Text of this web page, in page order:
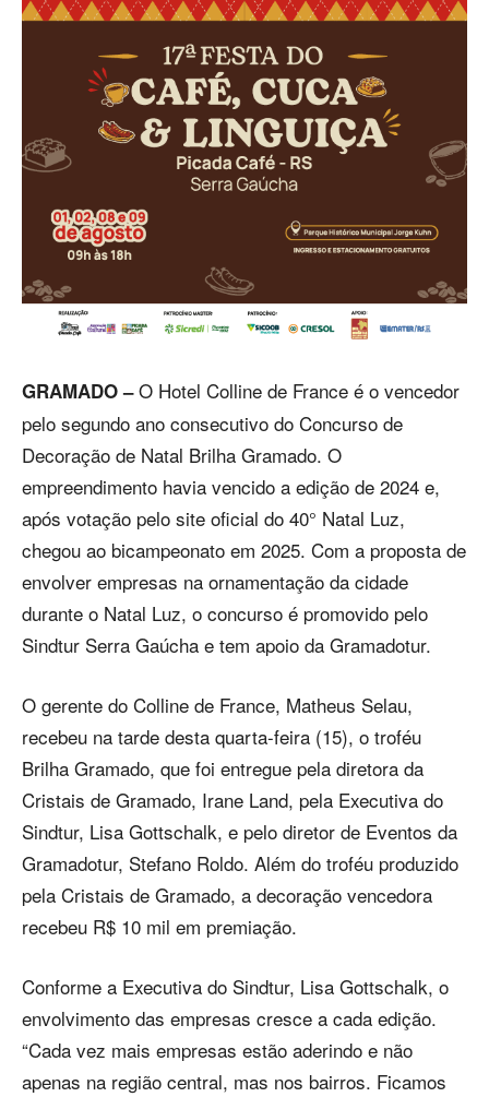
GRAMADO –O Hotel Colline de France é o vencedor
pelo segundo ano consecutivo do Concurso de
Decoração de Natal Brilha Gramado. O
empreendimento havia vencido a edição de 2024 e,
após votação pelo site oficial do 40° Natal Luz,
chegou ao bicampeonato em 2025. Com a proposta de
envolver empresas na ornamentação da cidade
durante o Natal Luz, o concurso é promovido pelo
Sindtur Serra Gaúcha e tem apoio da Gramadotur.
O gerente do Colline de France, Matheus Selau,
recebeu na tarde desta quarta-feira (15), o troféu
Brilha Gramado, que foi entregue pela diretora da
Cristais de Gramado, Irane Land, pela Executiva do
Sindtur, Lisa Gottschalk, e pelo diretor de Eventos da
Gramadotur, Stefano Roldo. Além do troféu produzido
pela Cristais de Gramado, a decoração vencedora
recebeu R$ 10 mil em premiação.
Conforme a Executiva do Sindtur, Lisa Gottschalk, o
envolvimento das empresas cresce a cada edição.
“Cada vez mais empresas estão aderindo e não
apenas na região central, mas nos bairros. Ficamos